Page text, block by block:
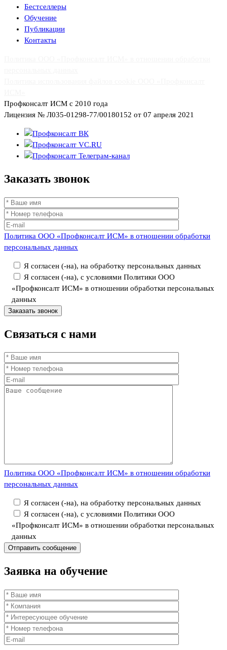
Бестселлеры
Обучение
Публикации
Контакты
Профконсалт ИСМ с 2010 года
Лицензия № Л035-01298-77/00180152 от 07 апреля 2021
Заказать звонок
Политика ООО «Профконсалт ИСМ» в отношении обработки
персональных данных
Я согласен (-на), на обработку персональных данных
Я согласен (-на), с условиями Политики ООО
«Профконсалт ИСМ» в отношении обработки персональных
данных
Связаться с нами
Политика ООО «Профконсалт ИСМ» в отношении обработки
персональных данных
Я согласен (-на), на обработку персональных данных
Я согласен (-на), с условиями Политики ООО
«Профконсалт ИСМ» в отношении обработки персональных
данных
Заявка на обучение